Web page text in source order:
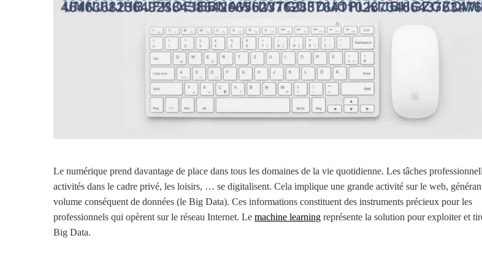
Le numérique prend davantage de place dans tous les domaines de la vie quotidienne. Les tâches
activités dans le cadre privé, les loisirs, … se digitalisent. Cela implique une grande activité sur le web,
volume conséquent de données (le Big Data). Ces informations constituent des instruments précieux pour les
professionnels qui opèrent sur le réseau Internet. Le machine learning représente la solution pour exploiter et
Big Data.